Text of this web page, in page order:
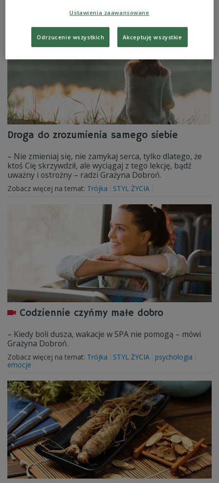
Droga do zrozumienia samego siebie
– Nie zmieniaj się, nie zamykaj serca, tylko dlatego, że
ktoś Cię skrzywdził, ale wyciągaj z tego lekcję, bądź
uważny i ostrożny – radzi Grażyna Dobroń.
Zobacz więcej na temat: Trójka STYL ŻYCIA
Codziennie czyńmy małe dobro
– Kiedy boli dusza, wakacje w SPA nie pomogą – mówi
Grażyna Dobroń.
Zobacz więcej na temat: Trójka STYL ŻYCIA
psychologia
emocje
Ustawienia zaawansowane
Odrzucenie wszystkich Akceptuję wszystkie